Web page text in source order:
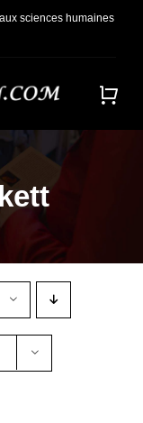
sciences humaines